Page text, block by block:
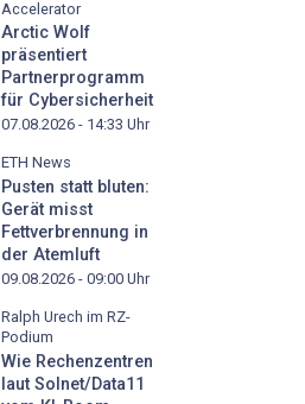
Accelerator
Arctic Wolf
präsentiert
Partnerprogramm
für Cybersicherheit
07.08.2026 - 14:33 Uhr
ETH News
Pusten statt bluten:
Gerät misst
Fettverbrennung in
der Atemluft
09.08.2026 - 09:00 Uhr
Ralph Urech im RZ-
Podium
Wie Rechenzentren
laut Solnet/Data11